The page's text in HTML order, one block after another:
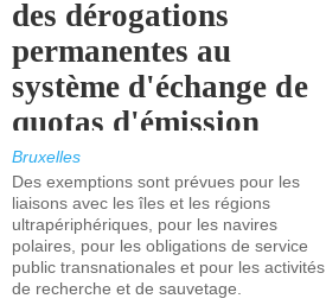
des dérogations
permanentes au
système d'échange de
quotas d'émission
maritimes de l'UE
après 2030.
Bruxelles
Des exemptions sont prévues pour les
liaisons avec les îles et les régions
ultrapériphériques, pour les navires
polaires, pour les obligations de service
public transnationales et pour les activités
de recherche et de sauvetage.